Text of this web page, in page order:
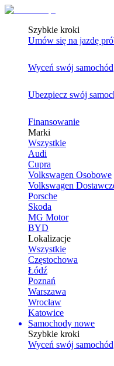
Szybkie kroki
Umów się na jazdę
Wyceń swój samochód
Ubezpiecz swój
Finansowanie
Marki
Wszystkie
Audi
Cupra
Volkswagen Osobowe
Volkswagen
Porsche
Skoda
MG Motor
BYD
Lokalizacje
Wszystkie
Częstochowa
Łódź
Poznań
Warszawa
Wrocław
Katowice
Samochody nowe
Szybkie kroki
Wyceń swój samochód